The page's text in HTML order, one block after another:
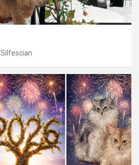
Silfescian